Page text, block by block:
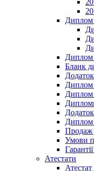
Диплом
Диплом
Бланк
Диплом
Диплом
Диплом
Продаж
Умови
Атестати